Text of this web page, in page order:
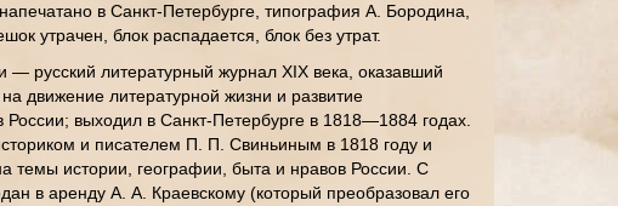
в Санкт-Петербурге, типография А. Бородина,
утрачен, блок распадается, блок без утрат.
— русский литературный журнал XIX века, оказавший
движение литературной жизни и развитие
выходил в Санкт-Петербурге в 1818—1884 годах.
и писателем П. П. Свиньиным в 1818 году и
темы истории, географии, быта и нравов России. С
в аренду А. А. Краевскому (который преобразовал его